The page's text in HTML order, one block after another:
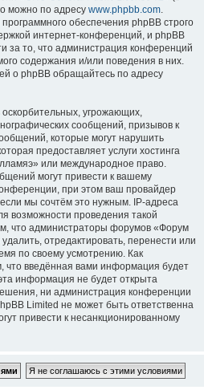
можно по адресу www.phpbb.com.
обеспечения phpBB строго
интернет-конференций, и phpBB
за то, что администрация конференций
содержания и/или поведения в них.
о phpBB обращайтесь по адресу
угрожающих,
сообщений, призывов к
которые могут нарушить
предоставляет услуги хостинга
или международное право.
могут привести к вашему
при этом ваш провайдер
мы сочтём это нужным. IP-адреса
возможности проведения такой
что администраторы форумов «Форум
отредактировать, перенести или
по своему усмотрению. Как
что введённая вами информация будет
информация не будет открыта
ни администрация конференции
Limited не может быть ответственна
привести к несанкционированному